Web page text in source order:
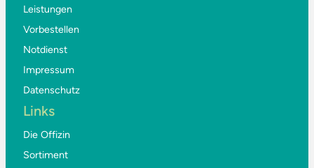
Leistungen
Vorbestellen
Notdienst
Impressum
Datenschutz
Links
Die Offizin
Sortiment